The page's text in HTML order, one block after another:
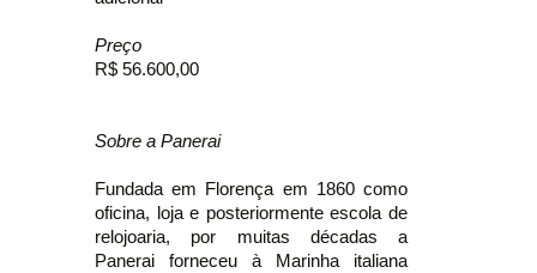
Preço
R$ 56.600,00
Sobre a Panerai
Fundada em Florença em 1860 como
oficina, loja e posteriormente escola de
relojoaria, por muitas décadas a
Panerai forneceu à Marinha italiana